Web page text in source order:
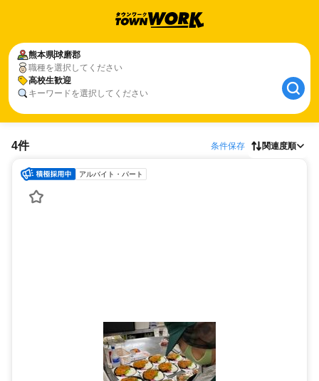
熊本県球磨郡
職種を選択してください
高校生歓迎
キーワードを選択してください
4件 条件保存 関連度順
アルバイト・パート